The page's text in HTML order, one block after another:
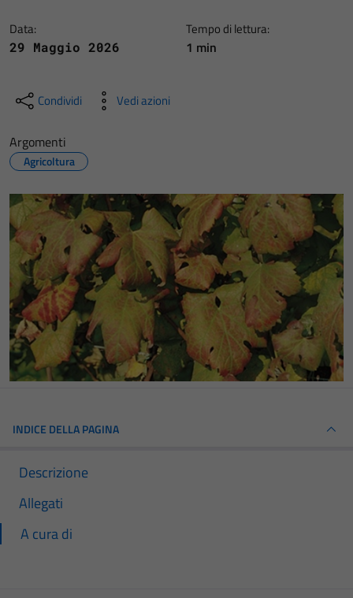
Data:
29 Maggio 2026
Tempo di lettura:
1 min
Condividi Vedi azioni
Argomenti
Agricoltura
INDICE DELLA PAGINA
Descrizione
Allegati
A cura di